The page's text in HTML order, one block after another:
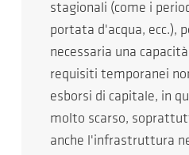
stagionali (come i
portata d'acqua, ecc.),
necessaria una
requisiti temporanei
esborsi di capitale, in
molto scarso,
anche l'infrastruttura